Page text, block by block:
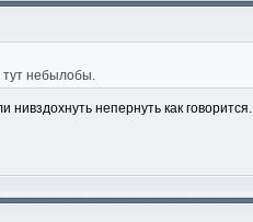
небылобы.
непернуть как говорится.